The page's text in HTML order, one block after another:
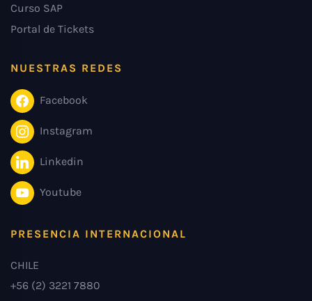
Curso SAP
Portal de Tickets
NUESTRAS REDES
Facebook
Instagram
Linkedin
Youtube
PRESENCIA INTERNACIONAL
CHILE
+56 (2) 3221 7880